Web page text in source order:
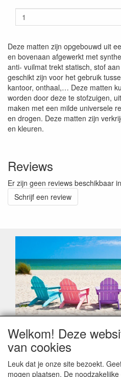
Deze matten zijn opgebouwd uit
en bovenaan afgewerkt met
anti- vuilmat trekt statisch, stof
geschikt zijn voor het gebruik
kantoor, onthaal,… Deze matten
worden door deze te stofzuigen,
maken met een milde universele
en drogen. Deze matten zijn
en kleuren.
Reviews
Er zijn geen reviews beschikbaar
Schrijf een review
Geachte klant,
Zoals elk jaar zorgt de
leveringsproblemen.
Welkom! Deze
van cookies
Leuk dat je onze site bezoekt.
mogen plaatsen. De